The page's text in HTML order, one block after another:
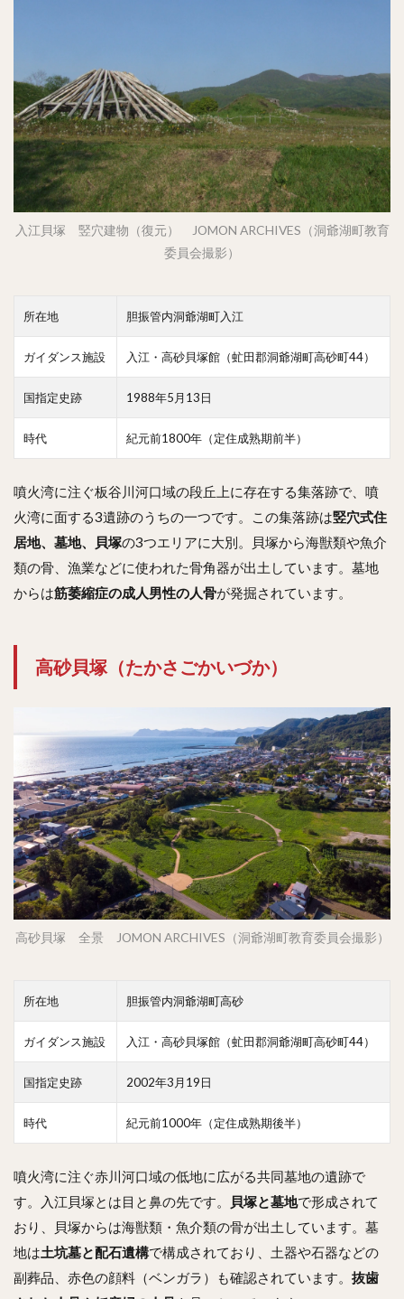
入江貝塚 竪穴建物（復元） JOMON ARCHIVES（洞爺湖町教育
委員会撮影）
所在地 胆振管内洞爺湖町入江
ガイダンス施設 入江・高砂貝塚館（虻田郡洞爺湖町高砂町44）
国指定史跡 1988年5月13日
時代 紀元前1800年（定住成熟期前半）
噴火湾に注ぐ板谷川河口域の段丘上に存在する集落跡で、噴
火湾に面する3遺跡のうちの一つです。この集落跡は竪穴式住
居地、墓地、貝塚の3つエリアに大別。貝塚から海獣類や魚介
類の骨、漁業などに使われた骨角器が出土しています。墓地
からは筋萎縮症の成人男性の人骨が発掘されています。
高砂貝塚（たかさごかいづか）
高砂貝塚 全景 JOMON ARCHIVES（洞爺湖町教育委員会撮影）
所在地 胆振管内洞爺湖町高砂
ガイダンス施設 入江・高砂貝塚館（虻田郡洞爺湖町高砂町44）
国指定史跡 2002年3月19日
時代 紀元前1000年（定住成熟期後半）
噴火湾に注ぐ赤川河口域の低地に広がる共同墓地の遺跡で
す。入江貝塚とは目と鼻の先です。
貝塚と墓地で形成されて
おり、貝塚からは海獣類・魚介類の骨が出土しています。墓
地は土坑墓と配石遺構で構成されており、土器や石器などの
副葬品、赤色の顔料（ベンガラ）も確認されています。 抜歯